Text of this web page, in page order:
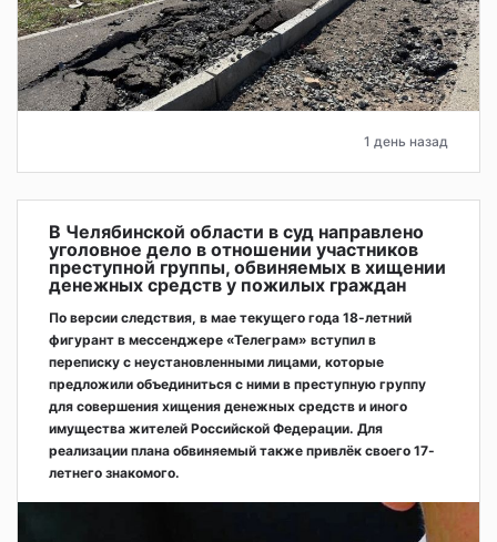
1 день назад
В Челябинской области в суд направлено
уголовное дело в отношении участников
преступной группы, обвиняемых в хищении
денежных средств у пожилых граждан
По версии следствия, в мае текущего года 18-летний
фигурант в мессенджере «Телеграм» вступил в
переписку с неустановленными лицами, которые
предложили объединиться с ними в преступную группу
для совершения хищения денежных средств и иного
имущества жителей Российской Федерации. Для
реализации плана обвиняемый также привлёк своего 17-
летнего знакомого.